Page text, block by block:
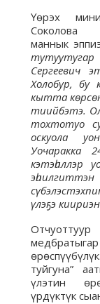
Үөрэх
Соколова
маннык
Сергеевич
Холобур, бу
кытта
тиийбэтэ.
тохтотуо
оскуола
Уочаракка
кэтэһиллэр
үлэҕэ
туйгуна”
үлэтин
үрдүктүк